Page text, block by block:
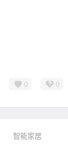
0 0
智能家居